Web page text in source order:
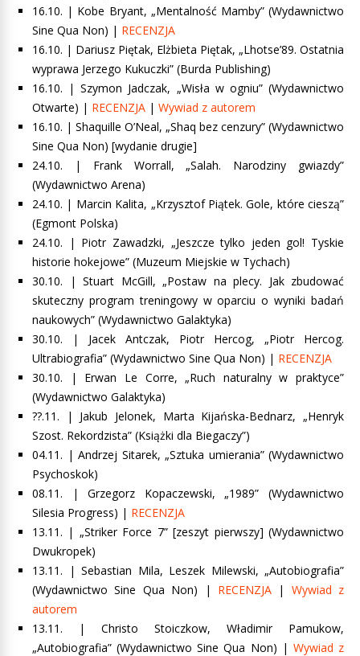
16.10. | Kobe Bryant, „Mentalność Mamby” (Wydawnictwo
Sine Qua Non) | RECENZJA
16.10. | Dariusz Piętak, Elżbieta Piętak, „Lhotse’89. Ostatnia
wyprawa Jerzego Kukuczki” (Burda Publishing)
16.10. |Szymon Jadczak, „Wisła w ogniu” (Wydawnictwo
Otwarte) | RECENZJA | Wywiad z autorem
16.10. | Shaquille O’Neal, „Shaq bez cenzury” (Wydawnictwo
Sine Qua Non) [wydanie drugie]
24.10. | Frank Worrall, „Salah. Narodziny gwiazdy”
(Wydawnictwo Arena)
24.10. | Marcin Kalita, „Krzysztof Piątek. Gole, które cieszą”
(Egmont Polska)
24.10. | Piotr Zawadzki, „Jeszcze tylko jeden gol! Tyskie
historie hokejowe” (Muzeum Miejskie w Tychach)
30.10. | Stuart McGill, „Postaw na plecy. Jak zbudować
skuteczny program treningowy w oparciu o wyniki badań
naukowych” (Wydawnictwo Galaktyka)
30.10. | Jacek Antczak, Piotr Hercog, „Piotr Hercog.
Ultrabiografia” (Wydawnictwo Sine Qua Non) | RECENZJA
30.10. | Erwan Le Corre, „Ruch naturalny w praktyce”
(Wydawnictwo Galaktyka)
??.11. | Jakub Jelonek, Marta Kijańska-Bednarz, „Henryk
Szost. Rekordzista” (Książki dla Biegaczy”)
04.11. | Andrzej Sitarek, „Sztuka umierania” (Wydawnictwo
Psychoskok)
08.11. |Grzegorz Kopaczewski, „1989” (Wydawnictwo
Silesia Progress) | RECENZJA
13.11. | „Striker Force 7” [zeszyt pierwszy] (Wydawnictwo
Dwukropek)
13.11. | Sebastian Mila, Leszek Milewski, „Autobiografia”
(Wydawnictwo Sine Qua Non) | RECENZJA | Wywiad z
autorem
13.11. | Christo Stoiczkow, Władimir Pamukow,
„Autobiografia” (Wydawnictwo Sine Qua Non) | Wywiad z